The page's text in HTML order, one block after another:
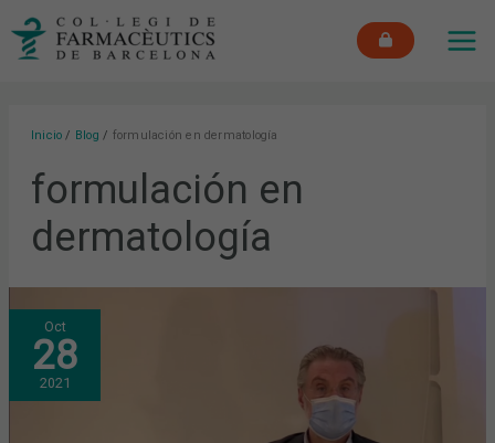
Inicio Blog formulación en dermatología
formulación en
dermatología
Oct
28
2021
INFECCIONES
VÍRICAS
DE
LA
PIEL:
ABORDAJE
Y